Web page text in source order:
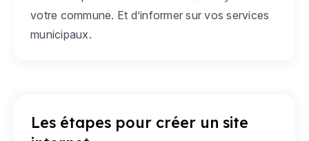
votre commune. Et d’informer sur vos services
municipaux.
Les étapes pour créer un site